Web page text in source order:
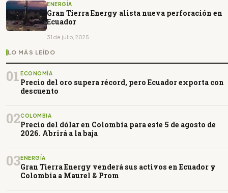
ENERGÍA
Gran Tierra Energy alista nueva perforación en
Ecuador
31 de julio, 2025
LO MÁS LEÍDO
01 ECONOMÍA
Precio del oro supera récord, pero Ecuador exporta con
descuento
02COLOMBIA
Precio del dólar en Colombia para este 5 de agosto de
2026. Abrirá a la baja
03ENERGÍA
Gran Tierra Energy venderá sus activos en Ecuador y
Colombia a Maurel & Prom